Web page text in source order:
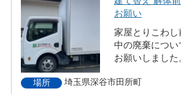
お願い
家屋とりこわし
中の廃棄につ
お願いしまし
場所 埼玉県深谷市田所町